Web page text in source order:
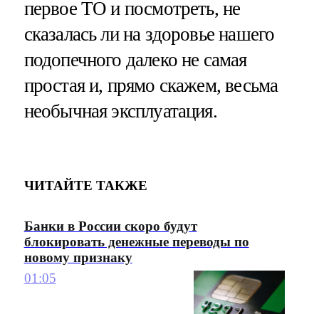
первое ТО и посмотреть, не
сказалась ли на здоровье нашего
подопечного далеко не самая
простая и, прямо скажем, весьма
необычная эксплуатация.
ЧИТАЙТЕ ТАКЖЕ
Банки в России скоро будут
блокировать денежные переводы по
новому признаку
01:05